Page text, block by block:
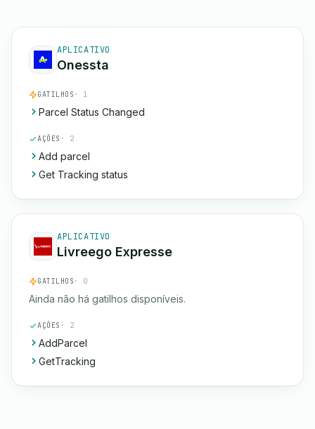
APLICATIVO
Onessta
GATILHOS · 1
Parcel Status Changed
AÇÕES · 2
Add parcel
Get Tracking status
APLICATIVO
Livreego Expresse
GATILHOS · 0
Ainda não há gatilhos disponíveis.
AÇÕES · 2
AddParcel
GetTracking